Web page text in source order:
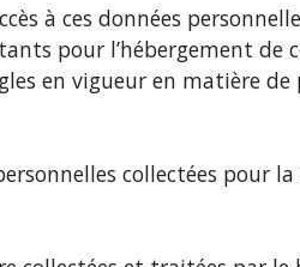
à ces données
pour l’hébergement de
en vigueur en matière
collectées pour